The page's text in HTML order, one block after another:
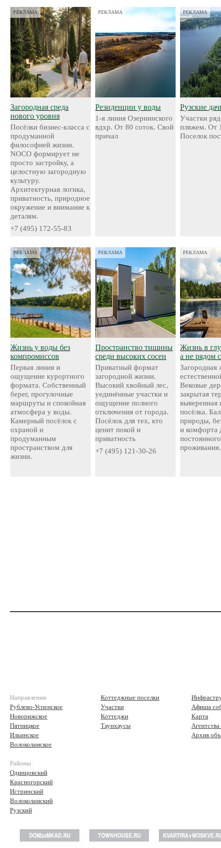
РЕКЛАМА
Загородная среда
нового уровня
Посёлки бизнес-класса с
продуманной
философией жизни.
NOCO формирует не
просто застройку, а
целостную загородную
культуру.
Архитектурная логика,
приватность, природное
окружение и внимание к
деталям.
+7 (495) 172-55-83
РЕКЛАМА
Резиденции у воды
1-я линия Озернинского
вдхр. От 80 соток. Свой
причал
РЕКЛАМА
Рузские
Участки
пляжем. От
Поселок
РЕКЛАМА
Жизнь у воды без
компромиссов
Первая линия и
ощущение курортного
формата. Собственный
берег, прогулочные
маршруты и спокойная
атмосфера у воды.
Камерный посёлок с
охраной и
продуманным
пространством для
жизни.
РЕКЛАМА
Пространство тишины
среди высоких сосен
Приватный формат
загородной жизни.
Высокий хвойный лес,
уединённые участки и
ощущение полного
отключения от города.
Посёлок для тех, кто
ценит покой и
приватность
+7 (495) 121-30-26
РЕКЛАМА
Жизнь в
а не рядом
Загородная
Вековые
закрытая
выверенная
посёлка.
природы,
и комфорта
постоянного
проживания.
Направления:
Рублево-Успенское
Новорижское
Пятницкое
Ильинское
Волоколамское
Районы:
Одинцовский
Красногорский
Истринский
Волоколамский
Рузский
Коттеджные поселки
Участки
Коттеджи
Таунхаусы
Афиша
Карта
Архив